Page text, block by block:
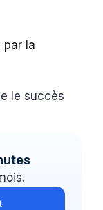
par la
le succès